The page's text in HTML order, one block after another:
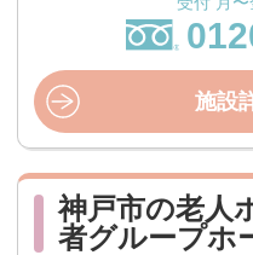
施設
神戸市の老人
者グループ